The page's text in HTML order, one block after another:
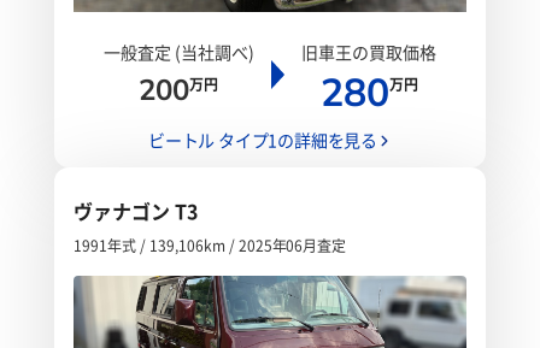
一般査定 (当社調べ)
200万円
旧車王の買取価格
280万円
ビートル タイプ1の詳細を見る
ヴァナゴン T3
1991年式 / 139,106km / 2025年06月査定